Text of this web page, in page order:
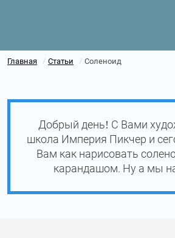
Главная / Статьи / Соленоид
Добрый день! С Вами
школа Империя Пикчер и
Вам как нарисовать
карандашом. Ну а мы